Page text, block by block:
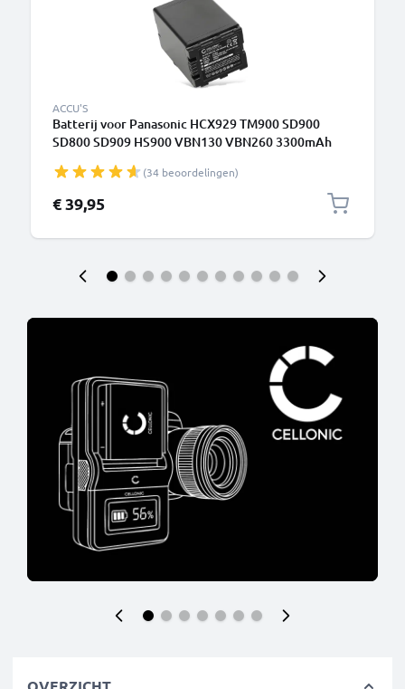
ACCU'S
Batterij voor Panasonic HCX929 TM900 SD900
SD800 SD909 HS900 VBN130 VBN260 3300mAh
(34 beoordelingen)
€ 39,95